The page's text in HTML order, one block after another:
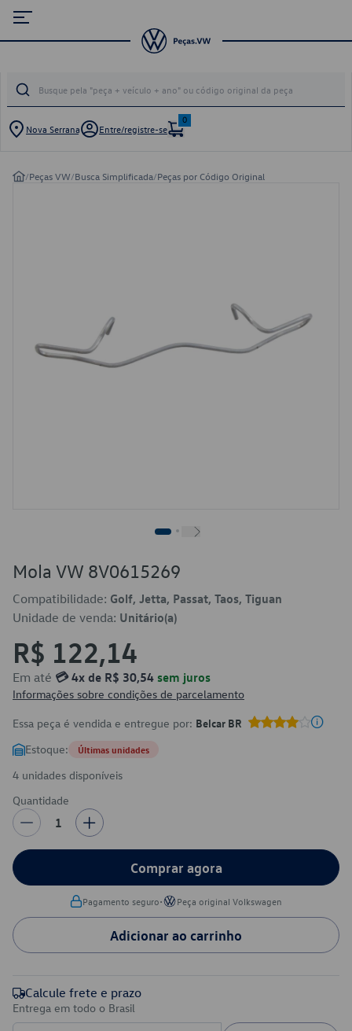
Nova Serrana Entre/registre-se
0
/Peças VW/Busca Simplificada/Peças por Código Original
Mola VW 8V0615269
Compatibilidade: Golf, Jetta, Passat, Taos, Tiguan
Unidade de venda: Unitário(a)
R$ 122,14
Em até 💳 4x de R$ 30,54 sem juros
Informações sobre condições de parcelamento
Essa peça é vendida e entregue por: Belcar BR
Estoque: Últimas unidades
4 unidades disponíveis
Quantidade
1
Comprar agora
Pagamento seguro• Peça original Volkswagen
Adicionar ao carrinho
Calcule frete e prazo
Entrega em todo o Brasil